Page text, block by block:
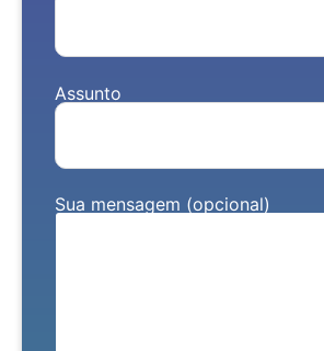
Assunto
Sua mensagem (opcional)